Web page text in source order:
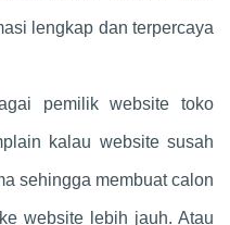
lengkap dan terpercaya
pemilik website toko
kalau website susah
sehingga membuat calon
website lebih jauh. Atau